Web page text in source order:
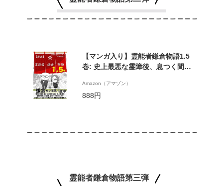
【マンガ入り】霊能者鎌倉物語1.5
巻: 史上最悪な霊障後、息つく間も
正社員すら知らなかった三十路女の
その後 (霊視経営SakuraSakuブック
Amazon（アマゾン）
888円
霊能者鎌倉物語第三弾